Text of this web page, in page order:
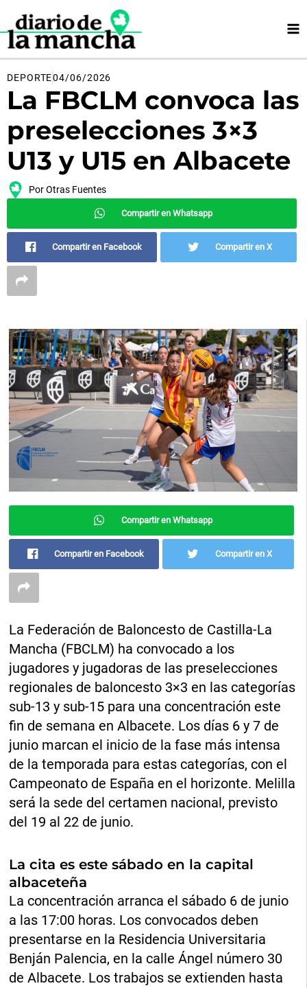
contenido
DEPORTE04/06/2026
La FBCLM convoca las
preselecciones 3×3
U13 y U15 en Albacete
PorOtras Fuentes
Compartir en Whatsapp
Compartir en Facebook Compartir en X
Compartir en Whatsapp
Compartir en Facebook Compartir en X
La Federación de Baloncesto de Castilla-La
Mancha (FBCLM) ha convocado a los
jugadores y jugadoras de las preselecciones
regionales de baloncesto 3×3 en las categorías
sub-13 y sub-15 para una concentración este
fin de semana en Albacete. Los días 6 y 7 de
junio marcan el inicio de la fase más intensa
de la temporada para estas categorías, con el
Campeonato de España en el horizonte. Melilla
será la sede del certamen nacional, previsto
del 19 al 22 de junio.
La cita es este sábado en la capital
albaceteña
La concentración arranca el sábado 6 de junio
a las 17:00 horas. Los convocados deben
presentarse en la Residencia Universitaria
Benján Palencia, en la calle Ángel número 30
de Albacete. Los trabajos se extienden hasta